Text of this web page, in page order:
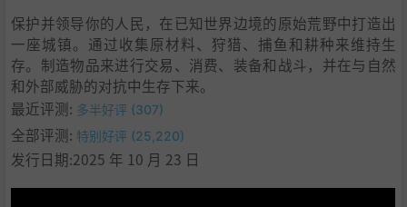
保护并领导你的人民，在已知世界边境的原始荒野中打造出
一座城镇。通过收集原材料、狩猎、捕鱼和耕种来维持生
存。制造物品来进行交易、消费、装备和战斗，并在与自然
和外部威胁的对抗中生存下来。
最近评测: 多半好评 (307)
全部评测: 特别好评 (25,220)
发行日期:2025 年 10 月 23 日